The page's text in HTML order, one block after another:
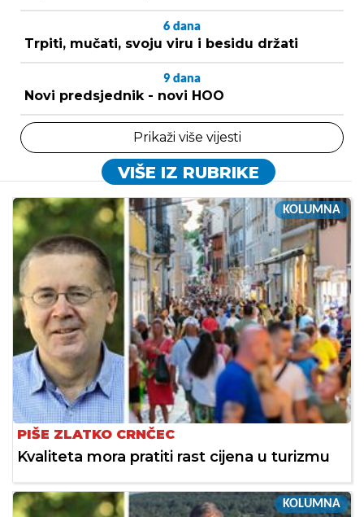
6 dana
Trpiti, mučati, svoju viru i besidu držati
9 dana
Novi predsjednik - novi HOO
Prikaži više vijesti
VIŠE IZ RUBRIKE
KOLUMNA
PIŠE ZLATKO CRNČEC
Kvaliteta mora pratiti rast cijena u turizmu
KOLUMNA